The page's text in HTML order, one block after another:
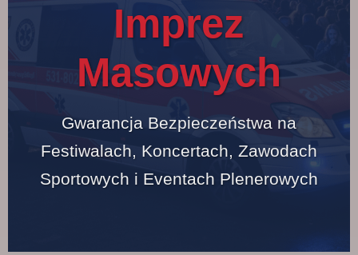
Imprez
Masowych
Gwarancja Bezpieczeństwa na
Festiwalach, Koncertach, Zawodach
Sportowych i Eventach Plenerowych